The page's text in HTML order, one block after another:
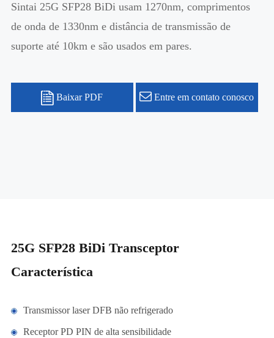
Sintai 25G SFP28 BiDi usam 1270nm, comprimentos
de onda de 1330nm e distância de transmissão de
suporte até 10km e são usados em pares.
Baixar PDF Entre em contato conosco
25G SFP28 BiDi Transceptor
Característica
Transmissor laser DFB não refrigerado
Receptor PD PIN de alta sensibilidade